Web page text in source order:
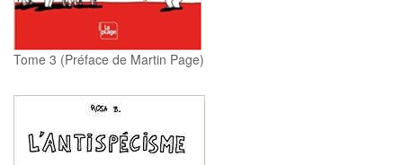
Tome 3 (Préface de Martin Page)